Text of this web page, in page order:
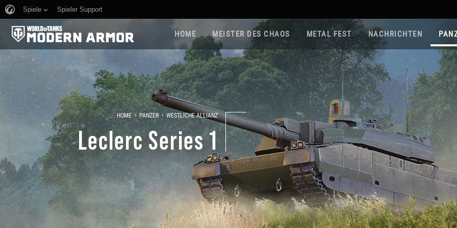
Spiele Spieler Support
HOME MEISTER DES CHAOS METAL FEST NACHRICHTEN
HOME › PANZER › WESTLICHE ALLIANZ
Leclerc Series 1